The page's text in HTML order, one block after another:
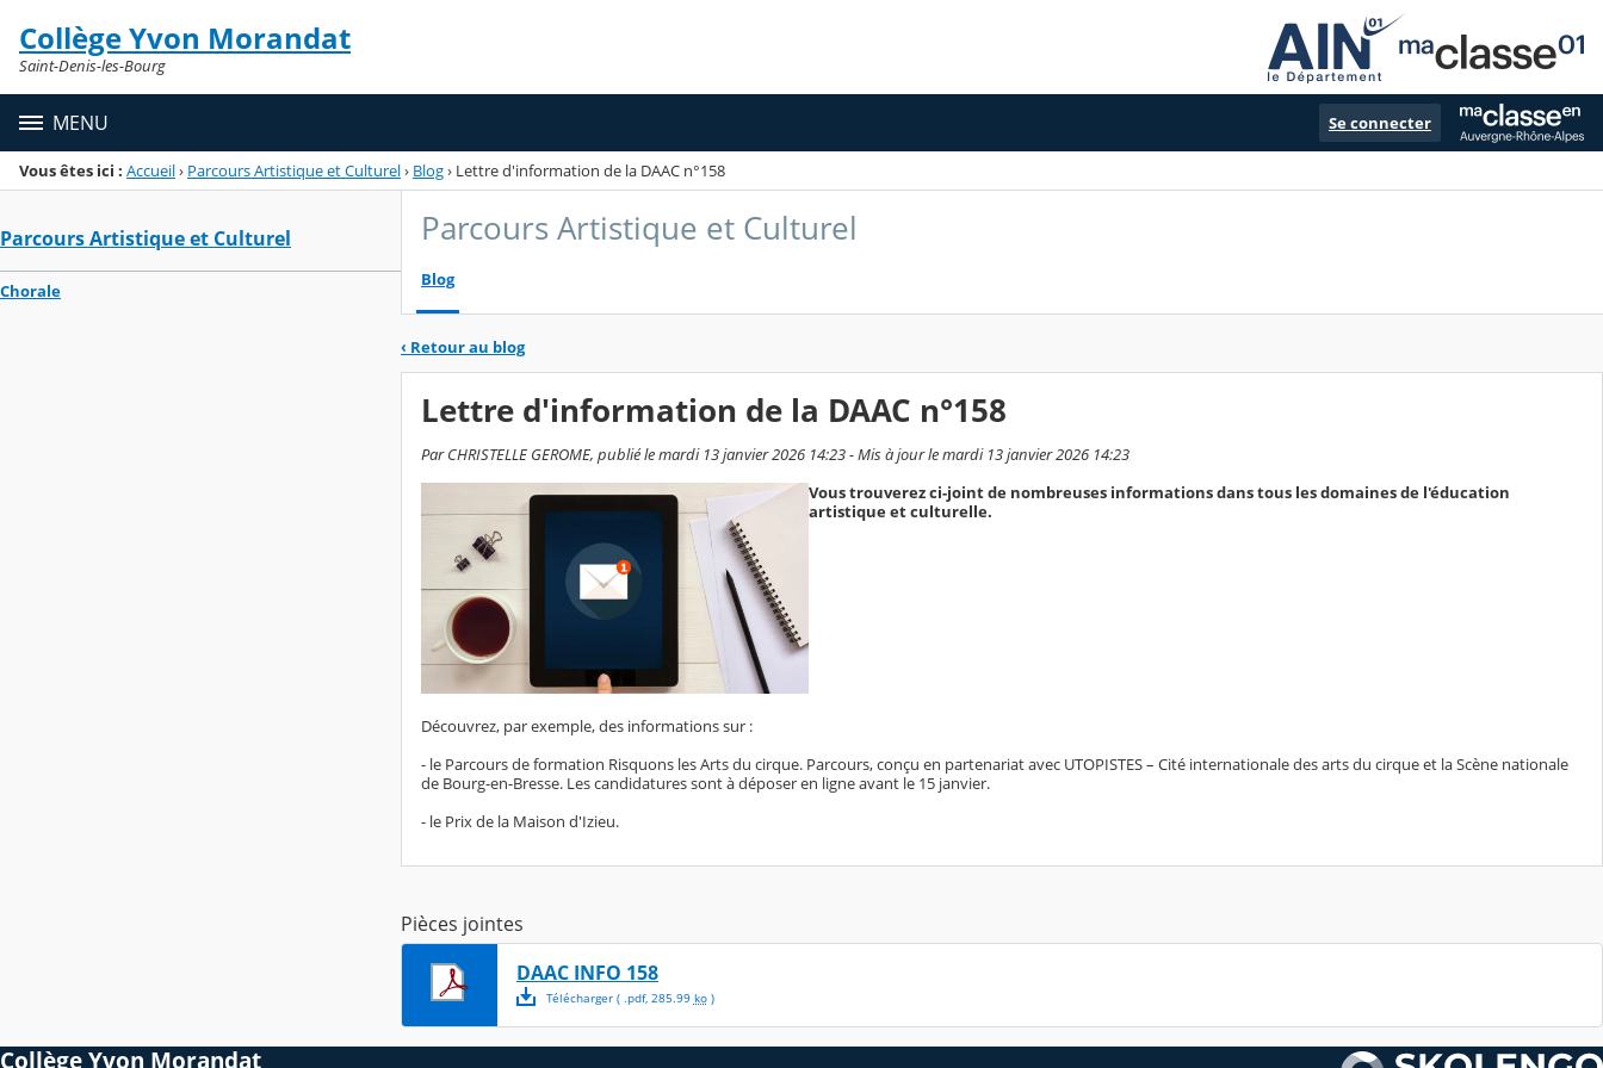
Menu de la rubrique
Contenu
Collège Yvon Morandat
Saint-Denis-les-Bourg
MENU Se connecter
Vous êtes ici : Accueil› Parcours Artistique et Culturel› Blog› Lettre d'information de la DAAC n°158
Parcours Artistique et Culturel
Chorale
Parcours Artistique et Culturel
Blog
‹ Retour au blog
Lettre d'information de la DAAC n°158
Par CHRISTELLE GEROME, publié le mardi 13 janvier 2026 14:23 - Mis à jour le mardi 13 janvier 2026 14:23
Vous trouverez ci-joint de nombreuses informations dans tous les domaines de l'éducation
artistique et culturelle.
Découvrez, par exemple, des informations sur :
- le Parcours de formation Risquons les Arts du cirque. Parcours, conçu en partenariat avec UTOPISTES – Cité internationale des arts du cirque et la Scène nationale
de Bourg-en-Bresse. Les candidatures sont à déposer en ligne avant le 15 janvier.
- le Prix de la Maison d'Izieu.
Pièces jointes
DAAC INFO 158
Télécharger( .pdf, 285.99 ko)
Collège Yvon Morandat